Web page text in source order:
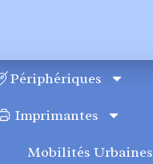
Périphériques
Imprimantes
Mobilités Urbaines